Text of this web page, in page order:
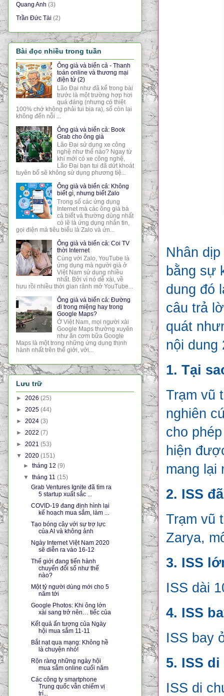
Nhân
bằng sự
dung đó
câu trả
quát
nội dung
1. Tại
Trạm vũ
nghiên
cho
hiện
mang lại
2. ISS
Trạm vũ
Zarya,
3. ISS
ISS dài
4. ISS
ISS bay
5. ISS
ISS di
Quang Anh (3)
Trần Đức Tài (2)
Bài đọc nhiều trong tuần
Ông già và biển cả - Thanh
toán online và thương mại
điện tử (2)
Lão Đại như đã kể trong bài
trước là một trường hợp hơi
quá đáng (nhưng có thiệt
100% chớ không phải tui bịa ra), số còn lại
không đến nỗi ...
Ông già và biển cả: Book
Grab cho ông già
Lão Đại sử dụng xe công
nghệ như thế nào? Ngay từ
khi mới có xe công nghệ,
Lão Đại bạn tui đã dứt khoát
tuyên bố sẽ không sử dụng phương tiệ...
Ông già và biển cả: Không
biết gì, nhưng biết Zalo
Trong số các ứng dụng
Internet mà các ông già bà
cả biết và thường dùng nhất
có lẽ là ứng dụng nhắn tin,
gọi điện mà tiêu biểu là Zalo và ứn...
Ông già và biển cả: Coi TV
thời Internet
Cùng với Zalo, YouTube là
ứng dụng mà người già ở
Việt Nam sử dụng nhiều
nhất. Bởi vì nó dễ xài, về
hưu rồi nhiều thời gian rảnh mở YouTube...
Ông già và biển cả: Đường
đi trong miệng hay trong
Google Maps?
Ở Việt Nam, mọi người xài
Google Maps thường xuyên
như ăn cơm bữa Google
Maps là một trong những ứng dụng thịnh
hành nhất trên thế giới, với...
Lưu trữ
► 2026 (25)
► 2025 (44)
► 2024 (3)
► 2022 (7)
► 2021 (53)
▼ 2020 (151)
►tháng 12(9)
▼tháng 11(15)
Grab Ventures Ignite đã tìm ra
5 startup xuất sắc ...
COVID-19 đang định hình lại
kế hoạch mua sắm, làm ...
Tạo bóng cây với sự trợ lực
của AI và không ảnh
Ngày Internet Việt Nam 2020
sẽ diễn ra vào 16-12
Thế giới đang tiến hành
chuyển đổi số như thế
nào?
Một tỷ người dùng mới cho 5
năm tới
Google Photos: Khi ông lớn
xài sang trở nên… tiếc của
Kết quả ấn tượng của Ngày
hội mua sắm 11-11
Bắt nạt qua mạng: Không hề
là chuyện nhỏ!
Rộn ràng những ngày hội
mua sắm online cuối năm
Các công ty smartphone
Trung quốc vẫn chiếm vị
trí...